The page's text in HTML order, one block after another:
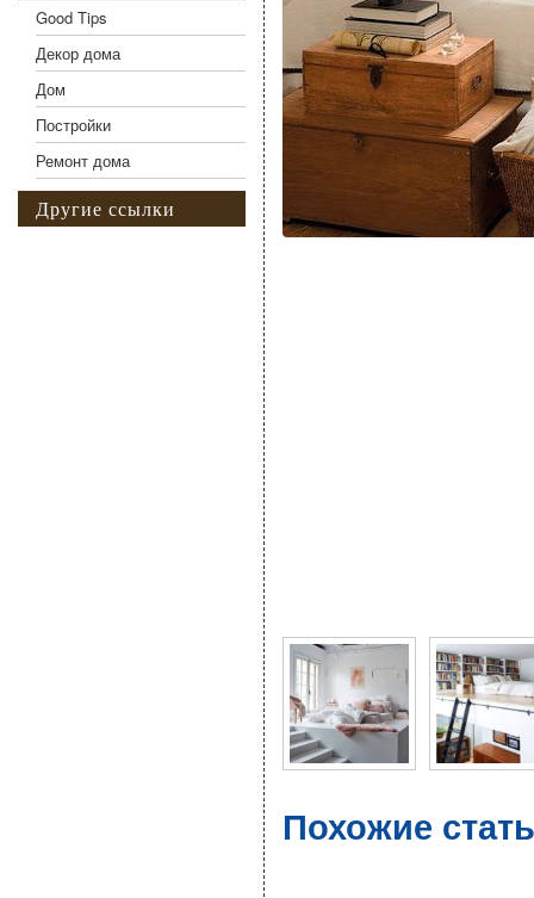
Похожие
Good Tips
Декор дома
Дом
Постройки
Ремонт дома
Другие ссылки